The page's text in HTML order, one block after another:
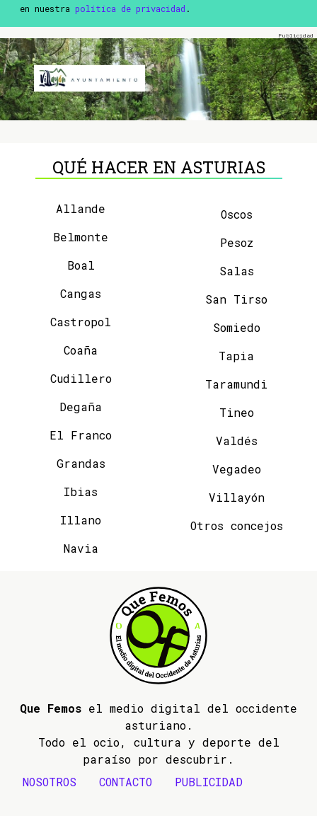
en nuestra política de privacidad .
QUÉ HACER EN ASTURIAS
Allande
Belmonte
Boal
Cangas
Castropol
Coaña
Cudillero
Degaña
El Franco
Grandas
Ibias
Illano
Navia
Oscos
Pesoz
Salas
San Tirso
Somiedo
Tapia
Taramundi
Tineo
Valdés
Vegadeo
Villayón
Otros concejos
Que Femos el medio digital del occidente
asturiano.
Todo el ocio, cultura y deporte del
paraíso por descubrir.
NOSOTROS
CONTACTO PUBLICIDAD